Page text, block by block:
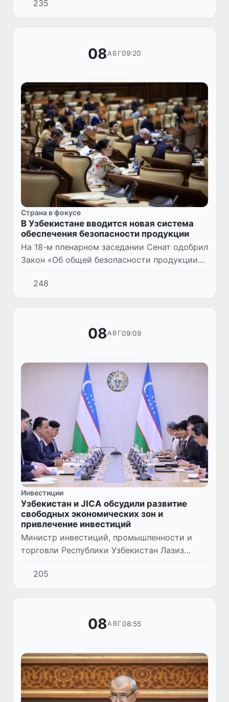
впервые на уровне единого закона
определяет условия назначен...
235
08АВГ09:20
Страна в фокусе
В Узбекистане вводится новая система
обеспечения безопасности продукции
На 18-м пленарном заседании Сенат одобрил
Закон «Об общей безопасности продукции»,
устанавливающий новые требования к
безопасности товаров и ответственности
производителей и импорт...
248
08АВГ09:09
Инвестиции
Узбекистан и JICA обсудили развитие
свободных экономических зон и
привлечение инвестиций
Министр инвестиций, промышленности и
торговли Республики Узбекистан Лазиз
Кудратов провел встречу с миссией
Японского агентства международного
сотрудничества (JICA) во главе с руко...
205
08АВГ08:55